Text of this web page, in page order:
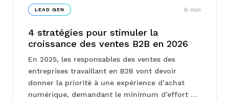
LEAD GEN 6 min
4 stratégies pour stimuler la
croissance des ventes B2B en 2026
En 2025, les responsables des ventes des
entreprises travaillant en B2B vont devoir
donner la priorité à une expérience d’achat
numérique, demandant le minimum d’effort de